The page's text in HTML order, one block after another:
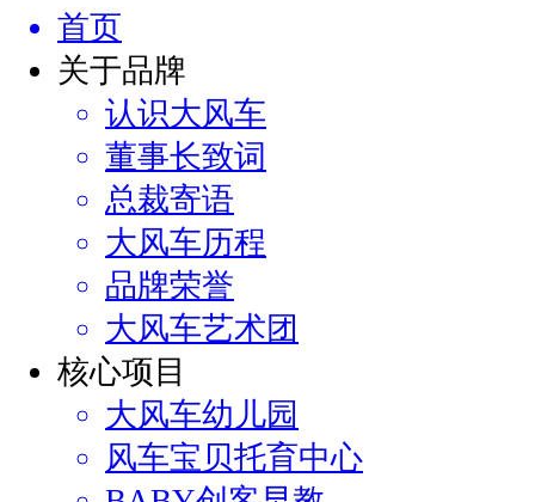
首页
关于品牌
认识大风车
董事长致词
总裁寄语
大风车历程
品牌荣誉
大风车艺术团
核心项目
大风车幼儿园
风车宝贝托育中心